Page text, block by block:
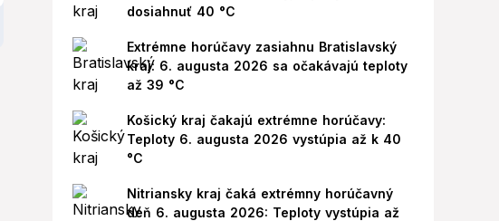
dosiahnuť 40 °C
Extrémne horúčavy zasiahnu Bratislavský
kraj: 6. augusta 2026 sa očakávajú teploty
až 39 °C
Košický kraj čakajú extrémne horúčavy:
Teploty 6. augusta 2026 vystúpia až k 40
°C
Nitriansky kraj čaká extrémny horúčavný
deň 6. augusta 2026: Teploty vystúpia až